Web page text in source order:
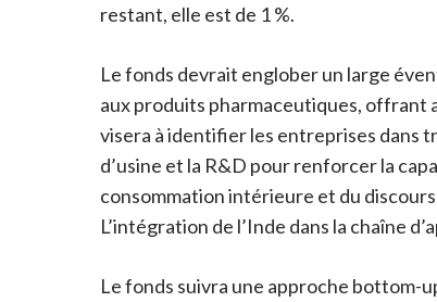
restant, elle est de 1 %.
Le fonds devrait englober un large
aux produits pharmaceutiques, offrant
visera à identifier les entreprises dans
d’usine et la R&D pour renforcer la
consommation intérieure et du
L’intégration de l’Inde dans la chaîne
Le fonds suivra une approche bottom-